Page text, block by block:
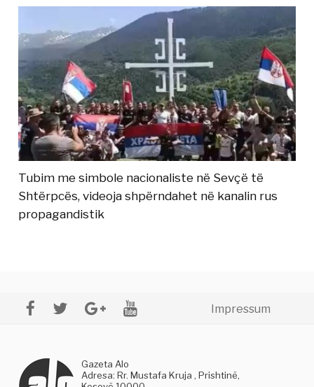
Tubim me simbole nacionaliste në Sevçë të
Shtërpcës, videoja shpërndahet në kanalin rus
propagandistik
Impressum
Gazeta Alo
Adresa: Rr. Mustafa Kruja , Prishtinë,